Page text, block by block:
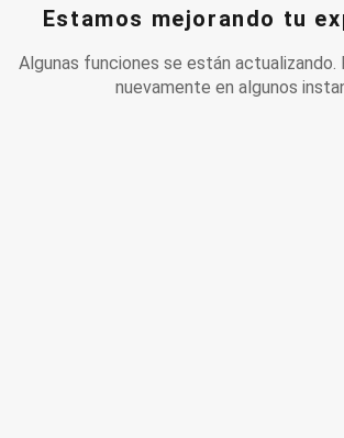
Estamos mejorando tu
Algunas funciones se están actualizando.
nuevamente en algunos